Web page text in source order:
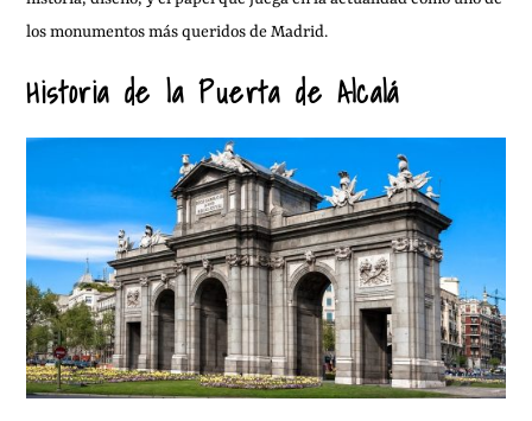
los monumentos más queridos de Madrid.
Historia de la Puerta de Alcalá